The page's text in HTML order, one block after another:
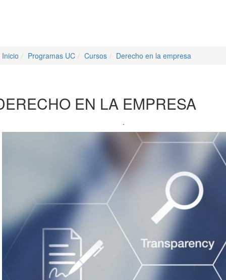
Inicio Programas UC Cursos Derecho en la empresa
EN LA EMPRESA
.